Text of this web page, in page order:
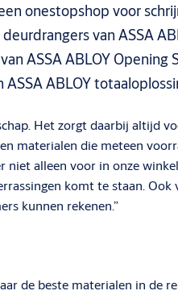
onestopshop voor
van ASSA
ASSA ABLOY Opening
ABLOY
Het zorgt daarbij altijd
materialen die meteen
alleen voor in onze
komt te staan. Ook
kunnen rekenen.”
de beste materialen in de